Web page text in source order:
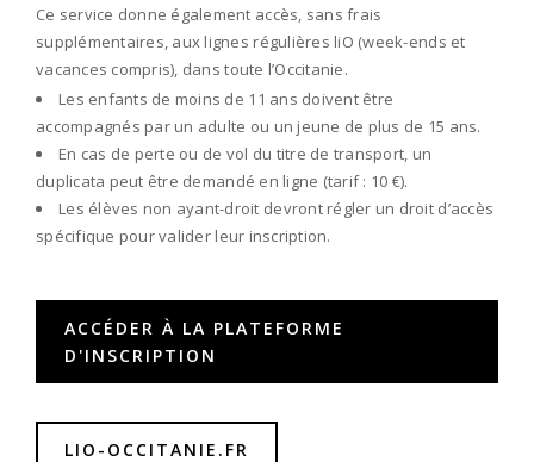
Ce service donne également accès, sans frais
supplémentaires, aux lignes régulières liO (week-ends et
vacances compris), dans toute l’Occitanie.
Les enfants de moins de 11 ans doivent être
accompagnés par un adulte ou un jeune de plus de 15 ans.
En cas de perte ou de vol du titre de transport, un
duplicata peut être demandé en ligne (tarif : 10 €).
Les élèves non ayant-droit devront régler un droit d’accès
spécifique pour valider leur inscription.
ACCÉDER À LA PLATEFORME
D'INSCRIPTION
LIO-OCCITANIE.FR